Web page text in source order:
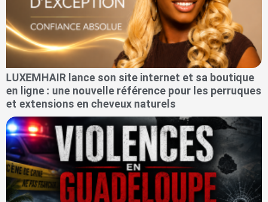
LUXEMHAIR lance son site internet et sa boutique
en ligne : une nouvelle référence pour les perruques
et extensions en cheveux naturels